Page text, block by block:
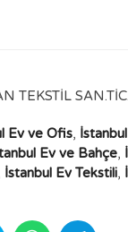
TEKSTİL
Ev ve Ofis,
Ev ve Bahçe,
İstanbul Ev Tekstili,